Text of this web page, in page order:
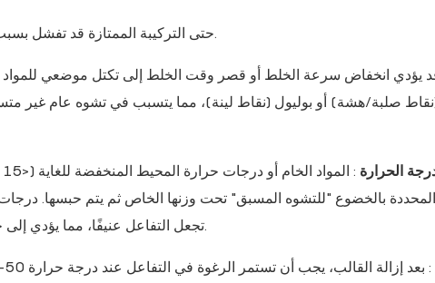
حتى التركيبة الممتازة قد تفشل بسبب سوء المعالجة. كل خطوة في الإنتاج بالغة الأهمية.
يؤدي انخفاض سرعة الخلط أو قصر وقت الخلط إلى تكتل موضعي للمواد
(نقاط صلبة/هشة) أو بوليول (نقاط لينة)، مما يتسبب في تشوه عام غير
الحرارة
تجعل التفاعل عنيفًا، مما يؤدي إلى حرق موضعي أو زيادة محتوى الخلايا المغلقة.